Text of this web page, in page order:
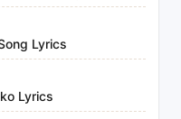
Lyrics
Lyrics